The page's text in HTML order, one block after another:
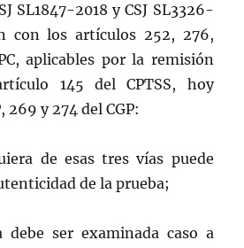
SL1847-2018 y CSJ SL3326-
con los artículos 252, 276,
aplicables por la remisión
145 del CPTSS, hoy
269 y 274 del CGP:
de esas tres vías puede
de la prueba;
debe ser examinada caso a